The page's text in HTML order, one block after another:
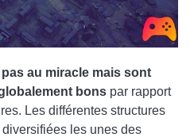
au miracle mais sont
bons par rapport
Les différentes structures
les unes des